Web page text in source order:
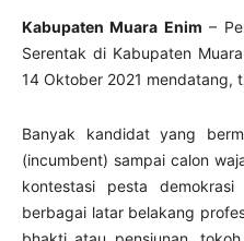
Kabupaten Muara Enim –
Serentak di Kabupaten
14 Oktober 2021 mendatang,
Banyak kandidat yang
(incumbent) sampai calon
kontestasi pesta
berbagai latar belakang